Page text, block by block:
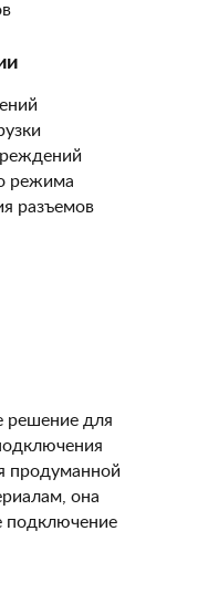
режима
разъемов
решение для
продуманной
она
подключение